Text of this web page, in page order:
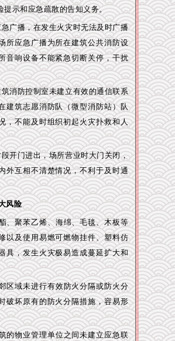
提示和应急疏散的告知义务。
广播，在发生火灾时无法及时广播
所应急广播为所在建筑公共消防设
音响设备不能紧急切断关停，干扰
消防控制室未建立有效的通信联系
建筑志愿消防队（微型消防站）队
，不能及时组织初起火灾扑救和人
开门进出，场所营业时大门关闭，
外互相不清楚情况，不利于及时通
风险
、聚苯乙烯、海绵、毛毯、木板等
以及使用易燃可燃物挂件、塑料仿
具，发生火灾极易造成蔓延扩大和
区域未进行有效防火分隔或防火分
破坏原有的防火分隔措施，容易形
的物业管理单位之间未建立应急联